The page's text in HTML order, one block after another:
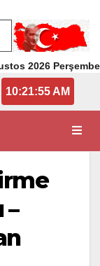
2026 Perşembe
10:21:55 AM
–